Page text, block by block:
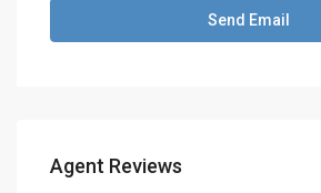
Agent Reviews